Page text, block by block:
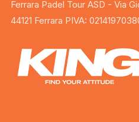
Ferrara Padel Tour ASD - Via
44121 Ferrara PIVA: